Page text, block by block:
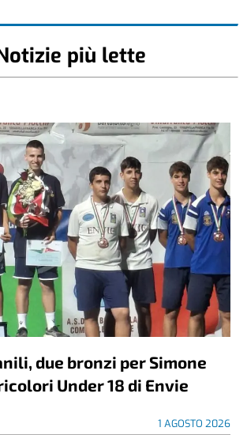
più lette
due bronzi per Simone
Under 18 di Envie
1 AGOSTO 2026